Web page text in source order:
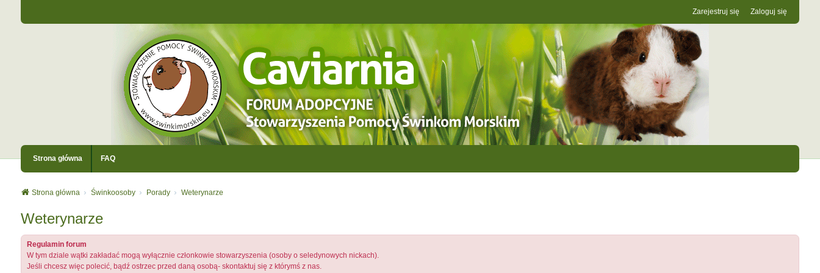
Zaloguj się
Zarejestruj się
Strona główna FAQ
Strona główna Świnkoosoby Porady Weterynarze
Weterynarze
Regulamin forum
W tym dziale wątki zakładać mogą wyłącznie członkowie stowarzyszenia (osoby o seledynowych nickach).
Jeśli chcesz więc polecić, bądź ostrzec przed daną osobą- skontaktuj się z którymś z nas.